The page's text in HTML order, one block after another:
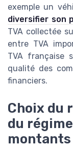
exemple un
diversifier son
TVA collectée
entre TVA
TVA française
qualité des
financiers.
Choix du
du
montants